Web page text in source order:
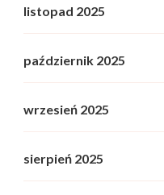
listopad 2025
październik 2025
wrzesień 2025
sierpień 2025